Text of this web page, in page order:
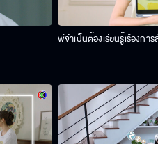
พี่จำเป็นต้องเรียนรู้เรื่องการ